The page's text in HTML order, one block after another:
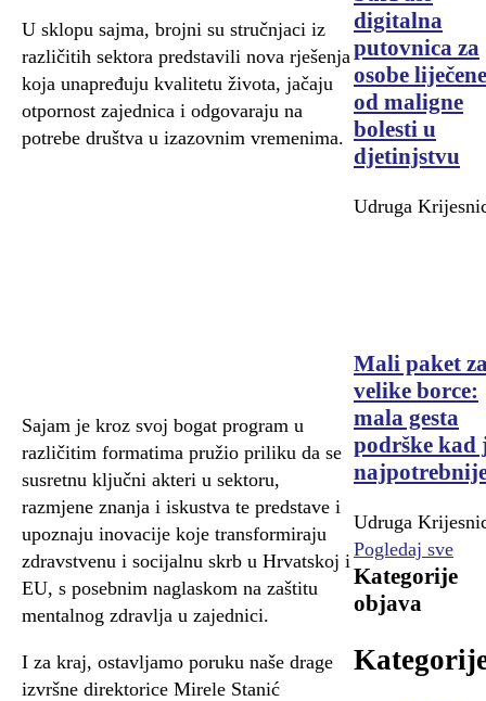
U sklopu sajma, brojni su stručnjaci iz
različitih sektora predstavili nova rješenja
koja unapređuju kvalitetu života, jačaju
otpornost zajednica i odgovaraju na
potrebe društva u izazovnim vremenima.
Sajam je kroz svoj bogat program u
različitim formatima pružio priliku da se
susretnu ključni akteri u sektoru,
razmjene znanja i iskustva te predstave i
upoznaju inovacije koje transformiraju
zdravstvenu i socijalnu skrb u Hrvatskoj i
EU, s posebnim naglaskom na zaštitu
mentalnog zdravlja u zajednici.
I za kraj, ostavljamo poruku naše drage
izvršne direktorice Mirele Stanić
digitalna
putovnica za
osobe liječene
od maligne
bolesti u
djetinjstvu
Udruga
Mali paket
velike borce:
mala gesta
podrške kad
Udruga
Pogledaj sve
Kategorije
objava